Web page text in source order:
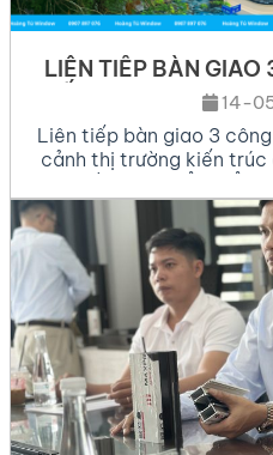
LIÊN TIẾP BÀN GIAO
CẤP: HOÀNG TÚ
THẾ TẠI
14-
Liên tiếp bàn giao 3
cảnh thị trường kiến
Window đã chứng
mình. Vừa qua, chúng
giao 3